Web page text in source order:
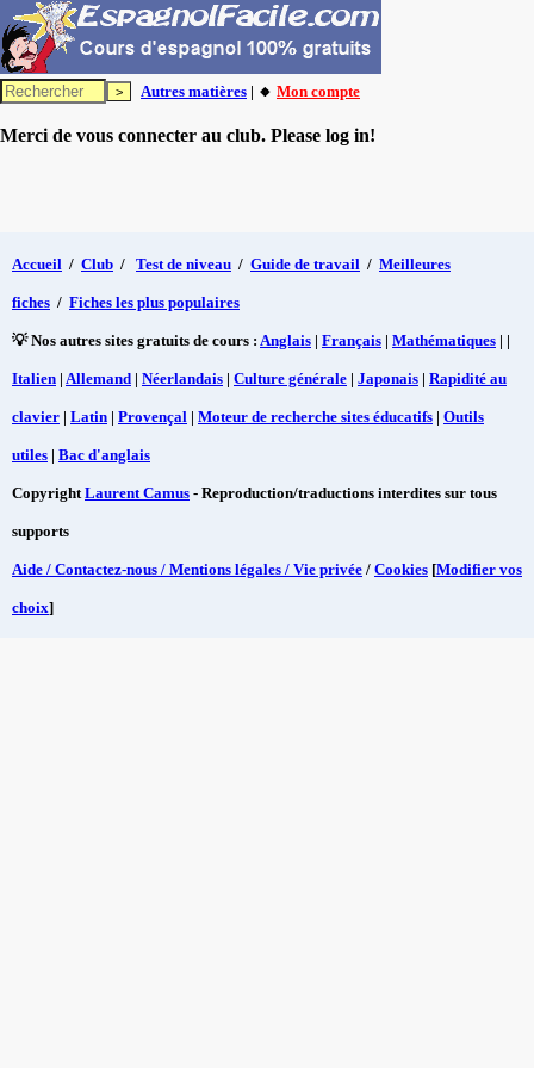
Autres matières | 🔸 Mon compte
Merci de vous connecter au club. Please log in!
Accueil / Club / Test de niveau / Guide de travail / Meilleures
fiches / Fiches les plus populaires
💡 Nos autres sites gratuits de cours : Anglais | Français | Mathématiques | |
Italien | Allemand | Néerlandais | Culture générale | Japonais | Rapidité au
clavier | Latin | Provençal | Moteur de recherche sites éducatifs | Outils
utiles | Bac d'anglais
CopyrightLaurent Camus - Reproduction/traductions interdites sur tous
supports
Aide / Contactez-nous / Mentions légales / Vie privée / Cookies [Modifier vos
choix]